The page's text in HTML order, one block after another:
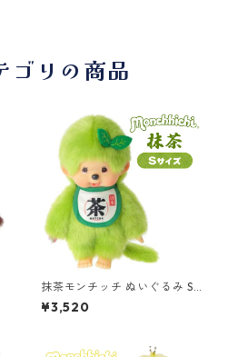
ゴリの商品
抹茶モンチッチ ぬいぐるみ S
サイズ 男の子 249947 セキグ
チ(Sekiguchi)
¥3,520